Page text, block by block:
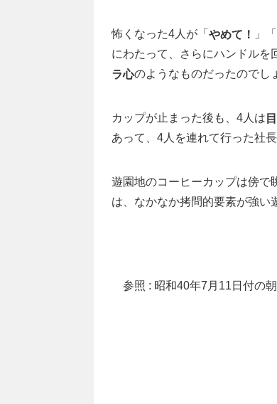
怖くなった4人が「 やめて！ 」「
にわたって、さらにハンドルを
ラ心のようなものだったのでし
カップが止まった後も、4人は
あって、4人を連れて行った社
遊園地のコーヒーカップは傍で
は、なかなか拷問的要素が強い
参照 : 昭和40年7月11日付の朝